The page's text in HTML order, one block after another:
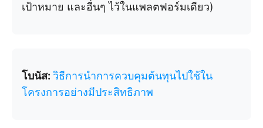
เป้าหมาย และอื่นๆ ไว้ในแพลตฟอร์มเดียว)
โบนัส: วิธีการนำการควบคุมต้นทุนไปใช้ใน
โครงการอย่างมีประสิทธิภาพ